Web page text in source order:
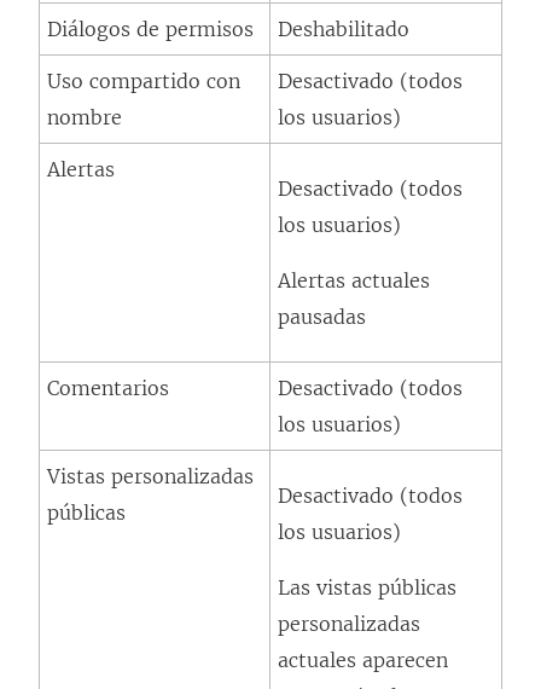
Diálogos de permisos Deshabilitado
Uso compartido con
nombre
Desactivado (todos
los usuarios)
Alertas
Desactivado (todos
los usuarios)
Alertas actuales
pausadas
Comentarios
Desactivado (todos
los usuarios)
Vistas personalizadas
públicas
Desactivado (todos
los usuarios)
Las vistas públicas
personalizadas
actuales aparecen